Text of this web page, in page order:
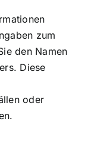
zum
den Namen
Diese
oder